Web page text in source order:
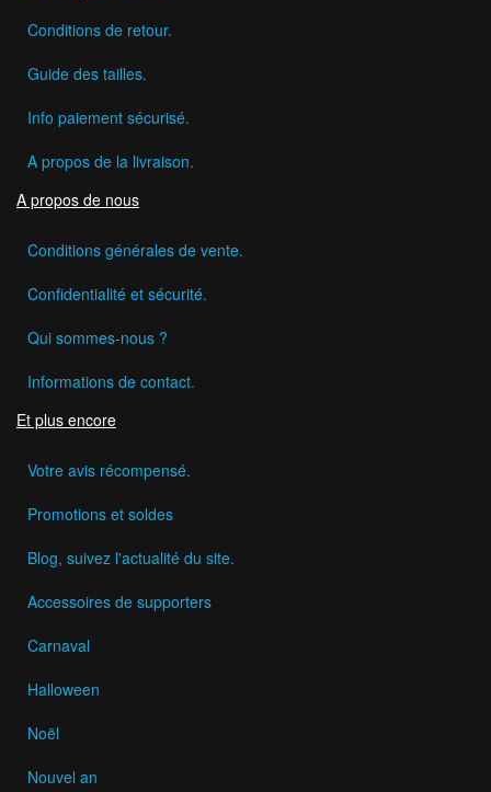
Conditions de retour.
Guide des tailles.
Info paiement sécurisé.
A propos de la livraison.
A propos de nous
Conditions générales de vente.
Confidentialité et sécurité.
Qui sommes-nous ?
Informations de contact.
Et plus encore
Votre avis récompensé.
Promotions et soldes
Blog, suivez l'actualité du site.
Accessoires de supporters
Carnaval
Halloween
Noël
Nouvel an